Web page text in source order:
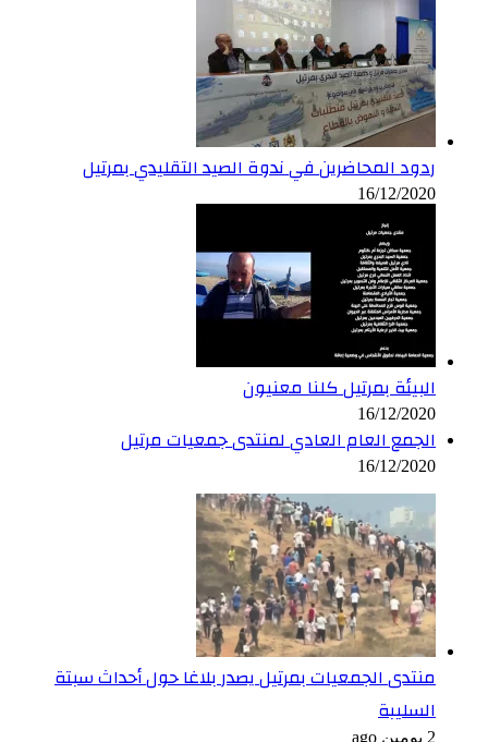
ردود المحاضرين في ندوة الصيد التقليدي بمرتيل
16/12/2020
البيئة بمرتيل كلنا معنيون
16/12/2020
الجمع العام العادي لمنتدى جمعيات مرتيل
16/12/2020
منتدى الجمعيات بمرتيل يصدر بلاغا حول أحداث سبتة
السليبة
2 يومين ago